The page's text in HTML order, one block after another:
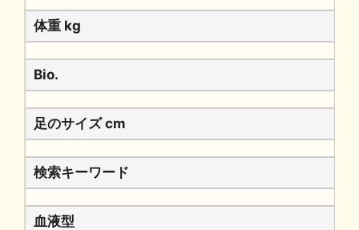
体重 kg
Bio.
足のサイズ cm
検索キーワード
血液型